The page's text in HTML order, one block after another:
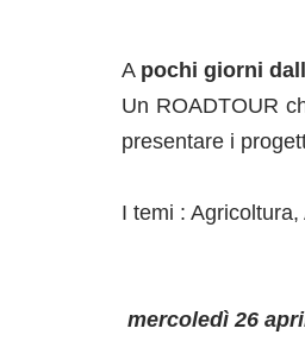
A pochi giorni
Un ROADTOUR
presentare i
I temi :
mercoledì 26